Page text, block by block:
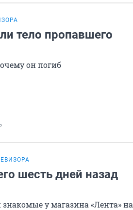
тело пропавшего
он погиб
шесть дней назад
у магазина «Лента» на